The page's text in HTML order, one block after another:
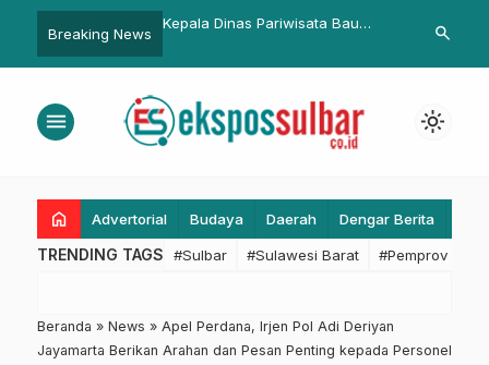
Breaking News
Kepala Dinas Pariwisata Bau
Akram Dai Terima Kunjungan
Peserta Diklatpim Kejaksaan
Tinggi Sulbar
Rekonstruksi Gedung DPRD
Prioritaskan SDM Lokal
search
menu light_mode
home Advertorial Budaya Daerah Dengar Berita
TRENDING TAGS #Sulbar #Sulawesi Barat #Pemprov
Beranda » News » Apel Perdana, Irjen Pol Adi Deriyan
Jayamarta Berikan Arahan dan Pesan Penting kepada Personel